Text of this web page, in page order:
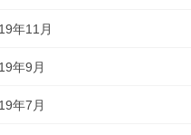
年11月
年9月
年7月